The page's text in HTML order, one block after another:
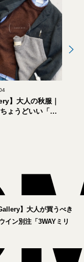
】大人の秋服｜
ょうどいい「カ
】大人が買うべき
イン別注「3WAYミリ